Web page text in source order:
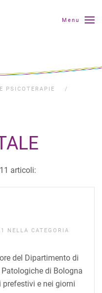
Menu
PSICOTERAPIE
articoli:
NELLA CATEGORIA
del Dipartimento di
di Bologna
prefestivi e nei giorni